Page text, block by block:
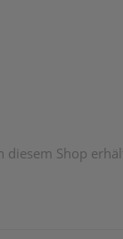
diesem Shop